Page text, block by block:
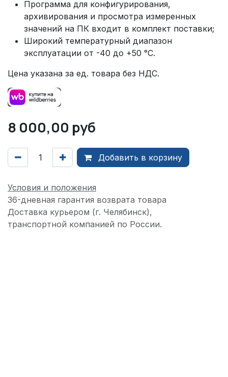
Программа для конфигурирования,
архивирования и просмотра измеренных
значений на ПК входит в комплект поставки;
Широкий температурный диапазон
эксплуатации от -40 до +50 °С.
Цена указана за ед. товара без НДС.
8 000,00 руб
Добавить в корзину
Условия и положения
36-дневная гарантия возврата товара
Доставка курьером (г. Челябинск),
транспортной компанией по России.